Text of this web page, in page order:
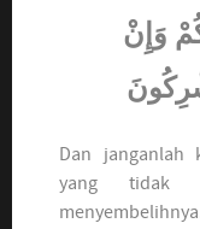
وَإِنْ
Dan janganlah
yang tidak